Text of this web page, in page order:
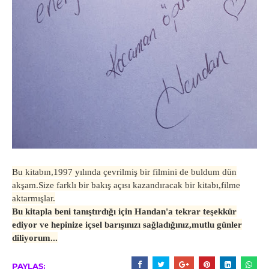
Bu kitabın,1997 yılında çevrilmiş bir filmini de buldum dün
akşam.Size farklı bir bakış açısı kazandıracak bir kitabı,filme
aktarmışlar.
Bu kitapla beni tanıştırdığı için Handan'a tekrar teşekkür
ediyor ve hepinize içsel barışınızı sağladığınız,mutlu günler
diliyorum...
PAYLAŞ: